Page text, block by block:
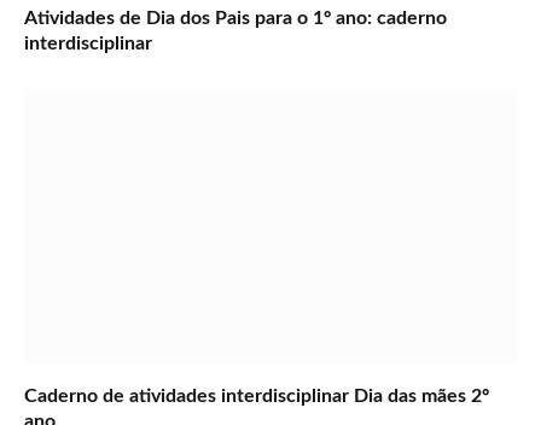
Atividades de Dia dos Pais para o 1º ano: caderno
interdisciplinar
Caderno de atividades interdisciplinar Dia das mães 2º